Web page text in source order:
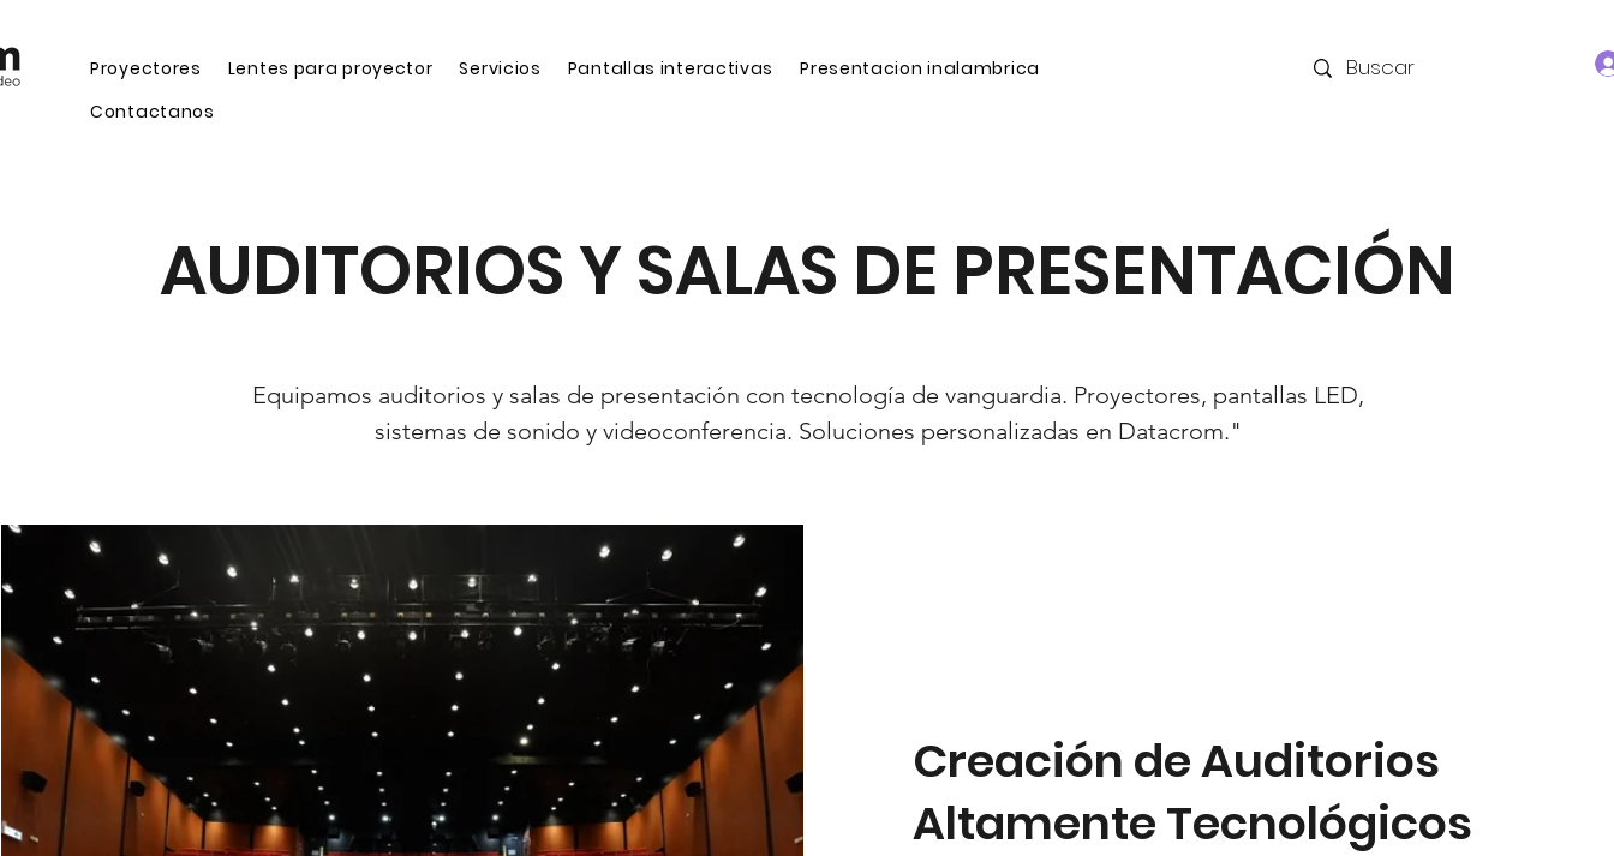
Proyectores Lentes para proyector Servicios Pantallas interactivas
Presentacion inalambrica
Contactanos
AUDITORIOS Y SALAS DE PRESENTACIÓN
Equipamos auditorios y salas de presentación con tecnología de vanguardia. Proyectores, pantallas LED,
sistemas de sonido y videoconferencia. Soluciones personalizadas en Datacrom."
Creación de Auditorios
Altamente Tecnológicos